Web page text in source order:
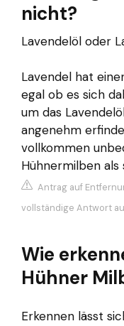
nicht?
Lavendelöl oder
Lavendel hat
egal ob es sich
um das
angenehm
vollkommen
Hühnermilben als
Antrag auf
vollständige Antwort
Wie
Hühner
Erkennen lässt